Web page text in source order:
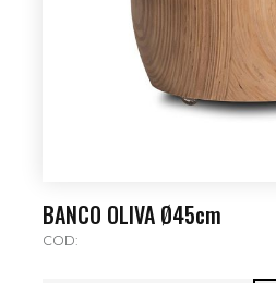
BANCO OLIVA Ø45cm
COD: